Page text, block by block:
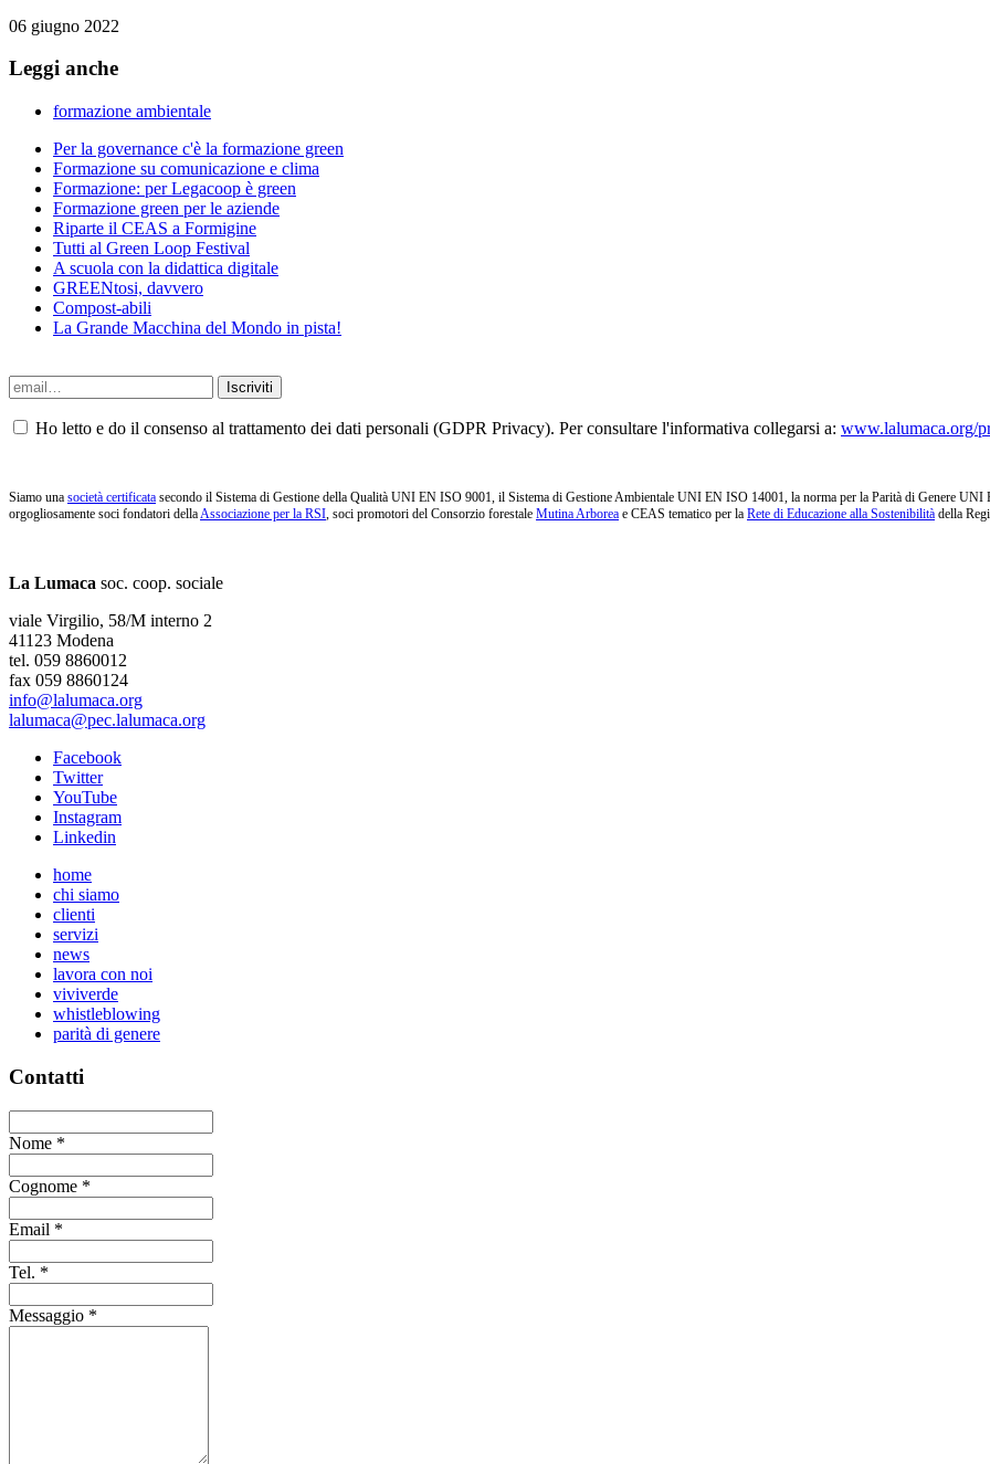
06 giugno 2022
Leggi anche
formazione ambientale
Per la governance c'è la formazione green
Formazione su comunicazione e clima
Formazione: per Legacoop è green
Formazione green per le aziende
Riparte il CEAS a Formigine
Tutti al Green Loop Festival
A scuola con la didattica digitale
GREENtosi, davvero
Compost-abili
La Grande Macchina del Mondo in pista!
Ho letto e do il consenso al trattamento dei dati personali (GDPR Privacy). Per consultare l'informativa collegarsi a: www.lalumaca.org/
Siamo una società certificata secondo il Sistema di Gestione della Qualità UNI EN ISO 9001, il Sistema di Gestione Ambientale UNI EN ISO 14001, la norma per la Parità di Genere
orgogliosamente soci fondatori dellaAssociazione per la RSI, soci promotori del Consorzio forestale Mutina Arborea e CEAS tematico per la Rete di Educazione alla Sostenibilità della
La Lumaca soc. coop. sociale
viale Virgilio, 58/M interno 2
41123 Modena
tel. 059 8860012
fax 059 8860124
info@lalumaca.org
lalumaca@pec.lalumaca.org
Facebook
Twitter
YouTube
Instagram
Linkedin
home
chi siamo
clienti
servizi
news
lavora con noi
viviverde
whistleblowing
parità di genere
Contatti
Nome *
Cognome *
Email *
Tel. *
Messaggio *